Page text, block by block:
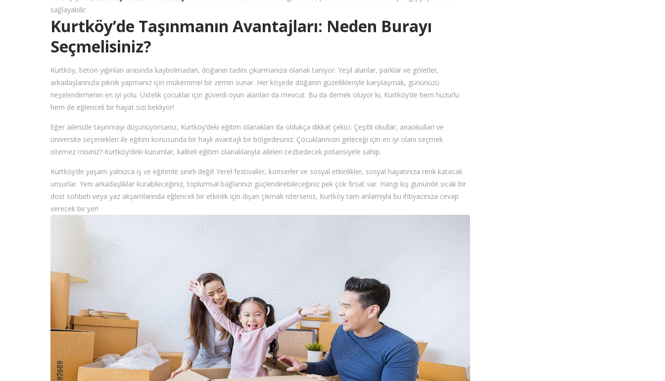
sağlayabilir.
Kurtköy’de Taşınmanın Avantajları: Neden Burayı
Seçmelisiniz?
Kurtköy, beton yığınları arasında kaybolmadan, doğanın tadını çıkarmanıza olanak tanıyor. Yeşil alanlar, parklar ve göletler,
arkadaşlarınızla piknik yapmanız için mükemmel bir zemin sunar. Her köşede doğanın güzellikleriyle karşılaşmak, gününüzü
neşelendirmenin en iyi yolu. Üstelik çocuklar için güvenli oyun alanları da mevcut. Bu da demek oluyor ki, Kurtköy’de hem huzurlu
hem de eğlenceli bir hayat sizi bekliyor!
Eğer ailenizle taşınmayı düşünüyorsanız, Kurtköy’deki eğitim olanakları da oldukça dikkat çekici. Çeşitli okullar, anaokulları ve
üniversite seçenekleri ile eğitim konusunda bir hayli avantajlı bir bölgedesiniz. Çocuklarınızın geleceği için en iyi olanı seçmek
istemez misiniz? Kurtköy’deki kurumlar, kaliteli eğitim olanaklarıyla aileleri cezbedecek potansiyele sahip.
Kurtköy’de yaşam yalnızca iş ve eğitimle sınırlı değil! Yerel festivaller, konserler ve sosyal etkinlikler, sosyal hayatınıza renk katacak
unsurlar. Yeni arkadaşlıklar kurabileceğiniz, toplumsal bağlarınızı güçlendirebileceğiniz pek çok fırsat var. Hangi kış gününde sıcak bir
dost sohbeti veya yaz akşamlarında eğlenceli bir etkinlik için dışarı çıkmak isterseniz, Kurtköy tam anlamıyla bu ihtiyacınıza cevap
verecek bir yer!